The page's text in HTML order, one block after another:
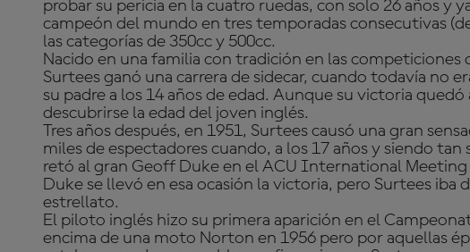
probar su pericia en la cuatro ruedas, con solo 26 años y
campeón del mundo en tres temporadas consecutivas
las categorías de 350cc y 500cc.
Nacido en una familia con tradición en las competiciones
Surtees ganó una carrera de sidecar, cuando todavía no
su padre a los 14 años de edad. Aunque su victoria quedó
descubrirse la edad del joven inglés.
Tres años después, en 1951, Surtees causó una gran
miles de espectadores cuando, a los 17 años y siendo tan
retó al gran Geoff Duke en el ACU International
Duke se llevó en esa ocasión la victoria, pero Surtees iba
estrellato.
El piloto inglés hizo su primera aparición en el
encima de una moto Norton en 1956 pero por aquellas